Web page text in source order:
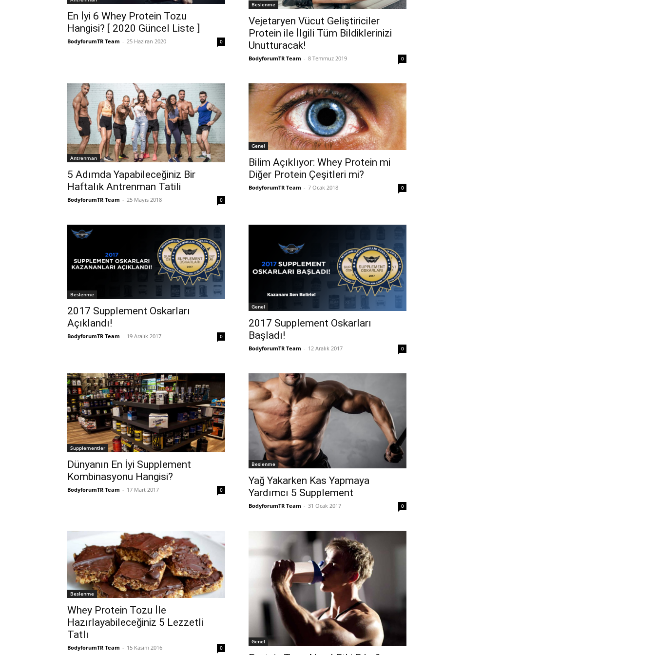
En İyi 6 Whey Protein Tozu
Hangisi? [ 2020 Güncel Liste ]
BodyforumTR Team - 25 Haziran 2020 0
Beslenme
Vejetaryen Vücut Geliştiriciler
Protein ile İlgili Tüm Bildiklerinizi
Unutturacak!
BodyforumTR Team - 8 Temmuz 2019 0
Antrenman
5 Adımda Yapabileceğiniz Bir
Haftalık Antrenman Tatili
BodyforumTR Team - 25 Mayıs 2018 0
Genel
Bilim Açıklıyor: Whey Protein mi
Diğer Protein Çeşitleri mi?
BodyforumTR Team - 7 Ocak 2018 0
Beslenme
2017 Supplement Oskarları
Açıklandı!
BodyforumTR Team - 19 Aralık 2017 0
Genel
2017 Supplement Oskarları
Başladı!
BodyforumTR Team - 12 Aralık 2017 0
Supplementler
Dünyanın En İyi Supplement
Kombinasyonu Hangisi?
BodyforumTR Team - 17 Mart 2017 0
Beslenme
Yağ Yakarken Kas Yapmaya
Yardımcı 5 Supplement
BodyforumTR Team - 31 Ocak 2017 0
Beslenme
Whey Protein Tozu İle
Hazırlayabileceğiniz 5 Lezzetli
Tatlı
BodyforumTR Team - 15 Kasım 2016 0
Genel